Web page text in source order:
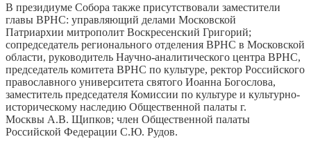
В президиуме Собора также присутствовали заместители
главы ВРНС: управляющий делами Московской
Патриархии митрополит Воскресенский Григорий;
сопредседатель регионального отделения ВРНС в Московской
области, руководитель Научно-аналитического центра ВРНС,
председатель комитета ВРНС по культуре, ректор Российского
православного университета святого Иоанна Богослова,
заместитель председателя Комиссии по культуре и культурно-
историческому наследию Общественной палаты г.
Москвы А.В. Щипков; член Общественной палаты
Российской Федерации С.Ю. Рудов.